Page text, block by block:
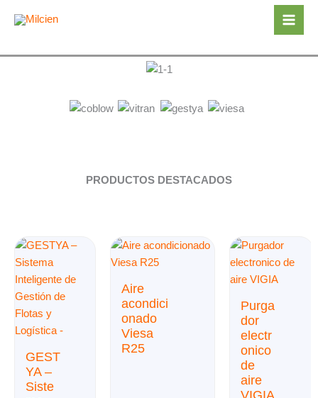
PRODUCTOS DESTACADOS
GEST
YA –
Siste
Aire
acondici
onado
Viesa
R25
Purga
dor
electr
onico
de
aire